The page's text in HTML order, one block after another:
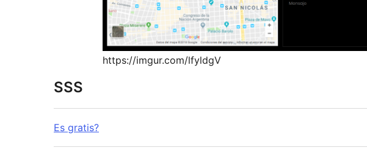
https://imgur.com/lfyldgV
SSS
Es gratis?